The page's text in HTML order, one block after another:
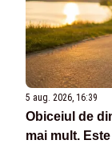
5 aug. 2026, 16:39
Obiceiul de
mai mult.